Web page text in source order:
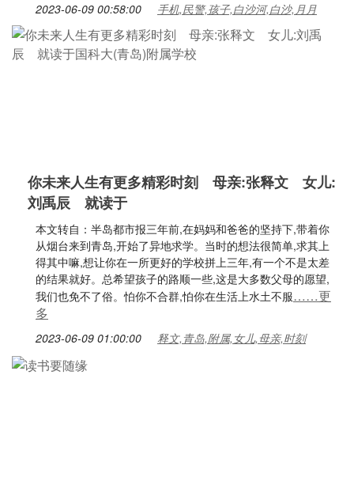
2023-06-09 00:58:00 手机,民警,孩子,白沙河,白沙,月月
你未来人生有更多精彩时刻 母亲:张释文 女儿:
刘禹辰 就读于
本文转自：半岛都市报三年前,在妈妈和爸爸的坚持下,带着你
从烟台来到青岛,开始了异地求学。当时的想法很简单,求其上
得其中嘛,想让你在一所更好的学校拼上三年,有一个不是太差
的结果就好。总希望孩子的路顺一些,这是大多数父母的愿望,
我们也免不了俗。怕你不合群,怕你在生活上水土不服……更
多
2023-06-09 01:00:00 释文,青岛,附属,女儿,母亲,时刻